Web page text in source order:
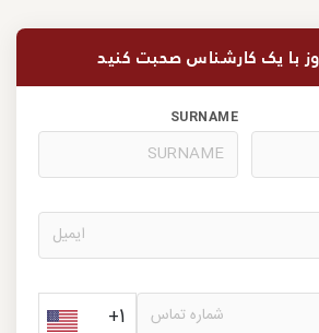
با یک کارشناس صحبت کنید
SURNAME
+1